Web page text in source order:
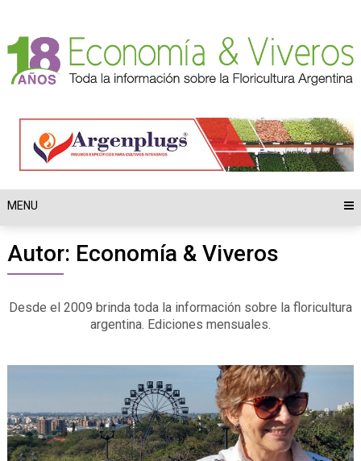
content
MENU
Autor: Economía & Viveros
Desde el 2009 brinda toda la información sobre la floricultura
argentina. Ediciones mensuales.